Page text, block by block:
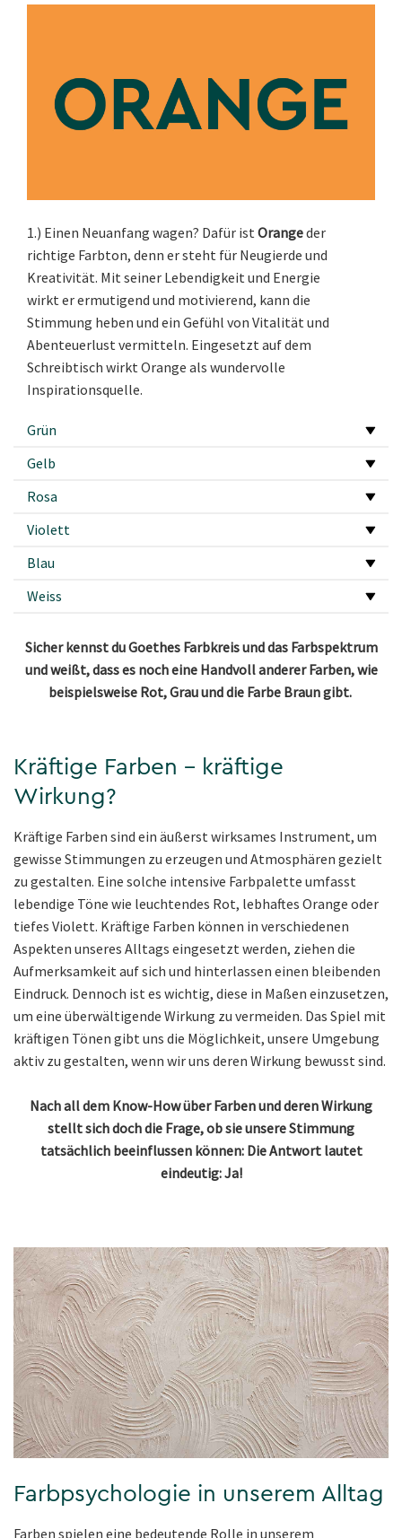
1.) Einen Neuanfang wagen? Dafür ist Orangeder
richtige Farbton, denn er steht für Neugierde und
Kreativität. Mit seiner Lebendigkeit und Energie
wirkt er ermutigend und motivierend, kann die
Stimmung heben und ein Gefühl von Vitalität und
Abenteuerlust vermitteln. Eingesetzt auf dem
Schreibtisch wirkt Orange als wundervolle
Inspirationsquelle.
Grün
Gelb
Rosa
Violett
Blau
Weiss
Sicher kennst du Goethes Farbkreis und das Farbspektrum
und weißt, dass es noch eine Handvoll anderer Farben, wie
beispielsweise Rot, Grau und die Farbe Braun gibt.
Kräftige Farben – kräftige
Wirkung?
Kräftige Farben sind ein äußerst wirksames Instrument, um
gewisse Stimmungen zu erzeugen und Atmosphären gezielt
zu gestalten. Eine solche intensive Farbpalette umfasst
lebendige Töne wie leuchtendes Rot, lebhaftes Orange oder
tiefes Violett. Kräftige Farben können in verschiedenen
Aspekten unseres Alltags eingesetzt werden, ziehen die
Aufmerksamkeit auf sich und hinterlassen einen bleibenden
Eindruck. Dennoch ist es wichtig, diese in Maßen einzusetzen,
um eine überwältigende Wirkung zu vermeiden. Das Spiel mit
kräftigen Tönen gibt uns die Möglichkeit, unsere Umgebung
aktiv zu gestalten, wenn wir uns deren Wirkung bewusst sind.
Nach all dem Know-How über Farben und deren Wirkung
stellt sich doch die Frage, ob sie unsere Stimmung
tatsächlich beeinflussen können: Die Antwort lautet
eindeutig: Ja!
Farbpsychologie in unserem Alltag
Farben spielen eine bedeutende Rolle in unserem